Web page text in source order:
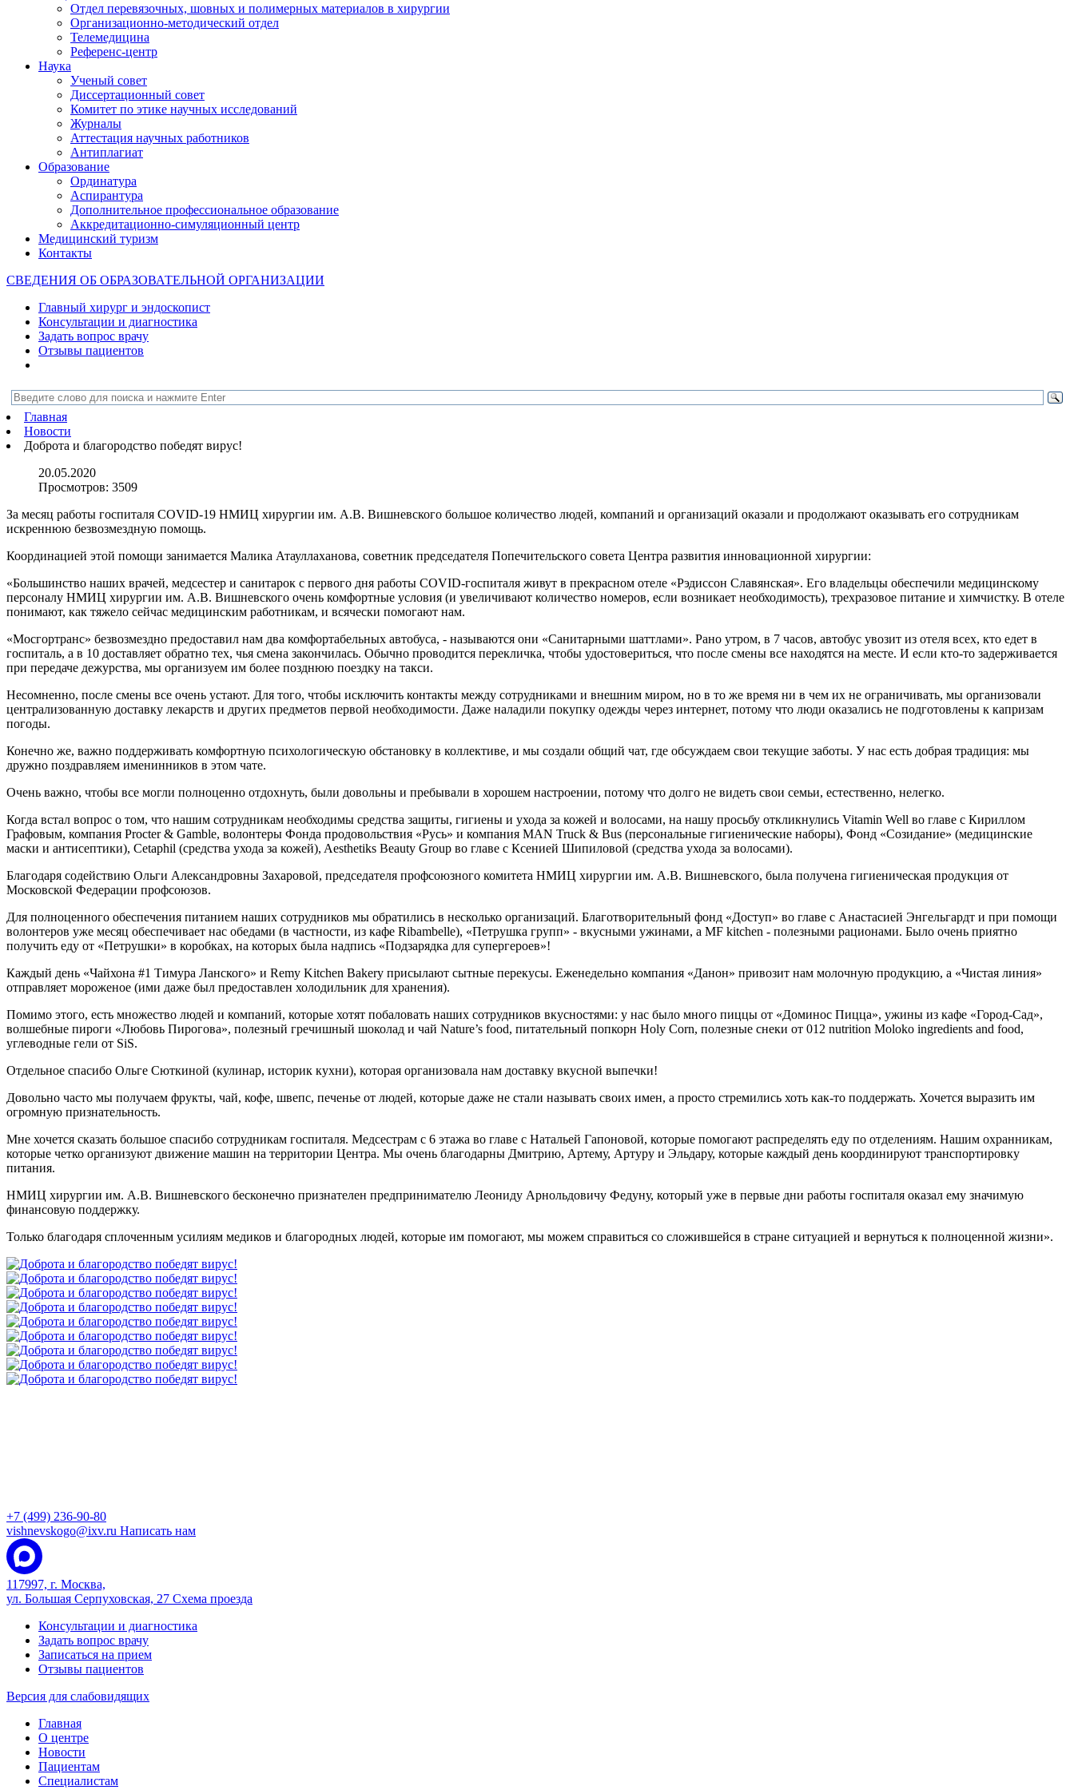
Отдел перевязочных, шовных и полимерных материалов в хирургии
Организационно-методический отдел
Телемедицина
Референс-центр
Наука
Ученый совет
Диссертационный совет
Комитет по этике научных исследований
Журналы
Аттестация научных работников
Антиплагиат
Образование
Ординатура
Аспирантура
Дополнительное профессиональное образование
Аккредитационно-симуляционный центр
Медицинский туризм
Контакты
СВЕДЕНИЯ ОБ ОБРАЗОВАТЕЛЬНОЙ ОРГАНИЗАЦИИ
Главный хирург и эндоскопист
Консультации и диагностика
Задать вопрос врачу
Отзывы пациентов
Главная
Новости
Доброта и благородство победят вирус!
20.05.2020
Просмотров: 3509
За месяц работы госпиталя COVID-19 НМИЦ хирургии им. А.В. Вишневского большое количество людей, компаний и организаций оказали и продолжают оказывать его сотрудникам
искреннюю безвозмездную помощь.
Координацией этой помощи занимается Малика Атауллаханова, советник председателя Попечительского совета Центра развития инновационной хирургии:
«Большинство наших врачей, медсестер и санитарок с первого дня работы COVID-госпиталя живут в прекрасном отеле «Рэдиссон Славянская». Его владельцы обеспечили медицинскому
персоналу НМИЦ хирургии им. А.В. Вишневского очень комфортные условия (и увеличивают количество номеров, если возникает необходимость), трехразовое питание и химчистку. В отеле
понимают, как тяжело сейчас медицинским работникам, и всячески помогают нам.
«Мосгортранс» безвозмездно предоставил нам два комфортабельных автобуса, - называются они «Санитарными шаттлами». Рано утром, в 7 часов, автобус увозит из отеля всех, кто едет в
госпиталь, а в 10 доставляет обратно тех, чья смена закончилась. Обычно проводится перекличка, чтобы удостовериться, что после смены все находятся на месте. И если кто-то задерживается
при передаче дежурства, мы организуем им более позднюю поездку на такси.
Несомненно, после смены все очень устают. Для того, чтобы исключить контакты между сотрудниками и внешним миром, но в то же время ни в чем их не ограничивать, мы организовали
централизованную доставку лекарств и других предметов первой необходимости. Даже наладили покупку одежды через интернет, потому что люди оказались не подготовлены к капризам
погоды.
Конечно же, важно поддерживать комфортную психологическую обстановку в коллективе, и мы создали общий чат, где обсуждаем свои текущие заботы. У нас есть добрая традиция: мы
дружно поздравляем именинников в этом чате.
Очень важно, чтобы все могли полноценно отдохнуть, были довольны и пребывали в хорошем настроении, потому что долго не видеть свои семьи, естественно, нелегко.
Когда встал вопрос о том, что нашим сотрудникам необходимы средства защиты, гигиены и ухода за кожей и волосами, на нашу просьбу откликнулись Vitamin Well во главе с Кириллом
Графовым, компания Procter & Gamble, волонтеры Фонда продовольствия «Русь» и компания MAN Truck & Bus (персональные гигиенические наборы), Фонд «Созидание» (медицинские
маски и антисептики), Cetaphil (средства ухода за кожей), Aesthetiks Beauty Group во главе с Ксенией Шипиловой (средства ухода за волосами).
Благодаря содействию Ольги Александровны Захаровой, председателя профсоюзного комитета НМИЦ хирургии им. А.В. Вишневского, была получена гигиеническая продукция от
Московской Федерации профсоюзов.
Для полноценного обеспечения питанием наших сотрудников мы обратились в несколько организаций. Благотворительный фонд «Доступ» во главе с Анастасией Энгельгардт и при помощи
волонтеров уже месяц обеспечивает нас обедами (в частности, из кафе Ribambelle), «Петрушка групп» - вкусными ужинами, а MF kitchen - полезными рационами. Было очень приятно
получить еду от «Петрушки» в коробках, на которых была надпись «Подзарядка для супергероев»!
Каждый день «Чайхона #1 Тимура Ланского» и Remy Kitchen Bakery присылают сытные перекусы. Еженедельно компания «Данон» привозит нам молочную продукцию, а «Чистая линия»
отправляет мороженое (ими даже был предоставлен холодильник для хранения).
Помимо этого, есть множество людей и компаний, которые хотят побаловать наших сотрудников вкусностями: у нас было много пиццы от «Доминос Пицца», ужины из кафе «Город-Сад»,
волшебные пироги «Любовь Пирогова», полезный гречишный шоколад и чай Nature’s food, питательный попкорн Holy Corn, полезные снеки от 012 nutrition Moloko ingredients and food,
углеводные гели от SiS.
Отдельное спасибо Ольге Сюткиной (кулинар, историк кухни), которая организовала нам доставку вкусной выпечки!
Довольно часто мы получаем фрукты, чай, кофе, швепс, печенье от людей, которые даже не стали называть своих имен, а просто стремились хоть как-то поддержать. Хочется выразить им
огромную признательность.
Мне хочется сказать большое спасибо сотрудникам госпиталя. Медсестрам с 6 этажа во главе с Натальей Гапоновой, которые помогают распределять еду по отделениям. Нашим охранникам,
которые четко организуют движение машин на территории Центра. Мы очень благодарны Дмитрию, Артему, Артуру и Эльдару, которые каждый день координируют транспортировку
питания.
НМИЦ хирургии им. А.В. Вишневского бесконечно признателен предпринимателю Леониду Арнольдовичу Федуну, который уже в первые дни работы госпиталя оказал ему значимую
финансовую поддержку.
Только благодаря сплоченным усилиям медиков и благородных людей, которые им помогают, мы можем справиться со сложившейся в стране ситуацией и вернуться к полноценной жизни».
+7 (499) 236-90-80
vishnevskogo@ixv.ru Написать нам
117997, г. Москва,
ул. Большая Серпуховская, 27 Схема проезда
Консультации и диагностика
Задать вопрос врачу
Записаться на прием
Отзывы пациентов
Версия для слабовидящих
Главная
О центре
Новости
Пациентам
Специалистам